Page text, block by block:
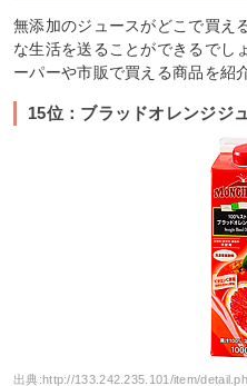
無添加のジュースがどこで買え
な生活を送ることができるでし
ーパーや市販で買える商品を紹
15位：ブラッドオレンジジ
出典:http://133.242.235.101/item/